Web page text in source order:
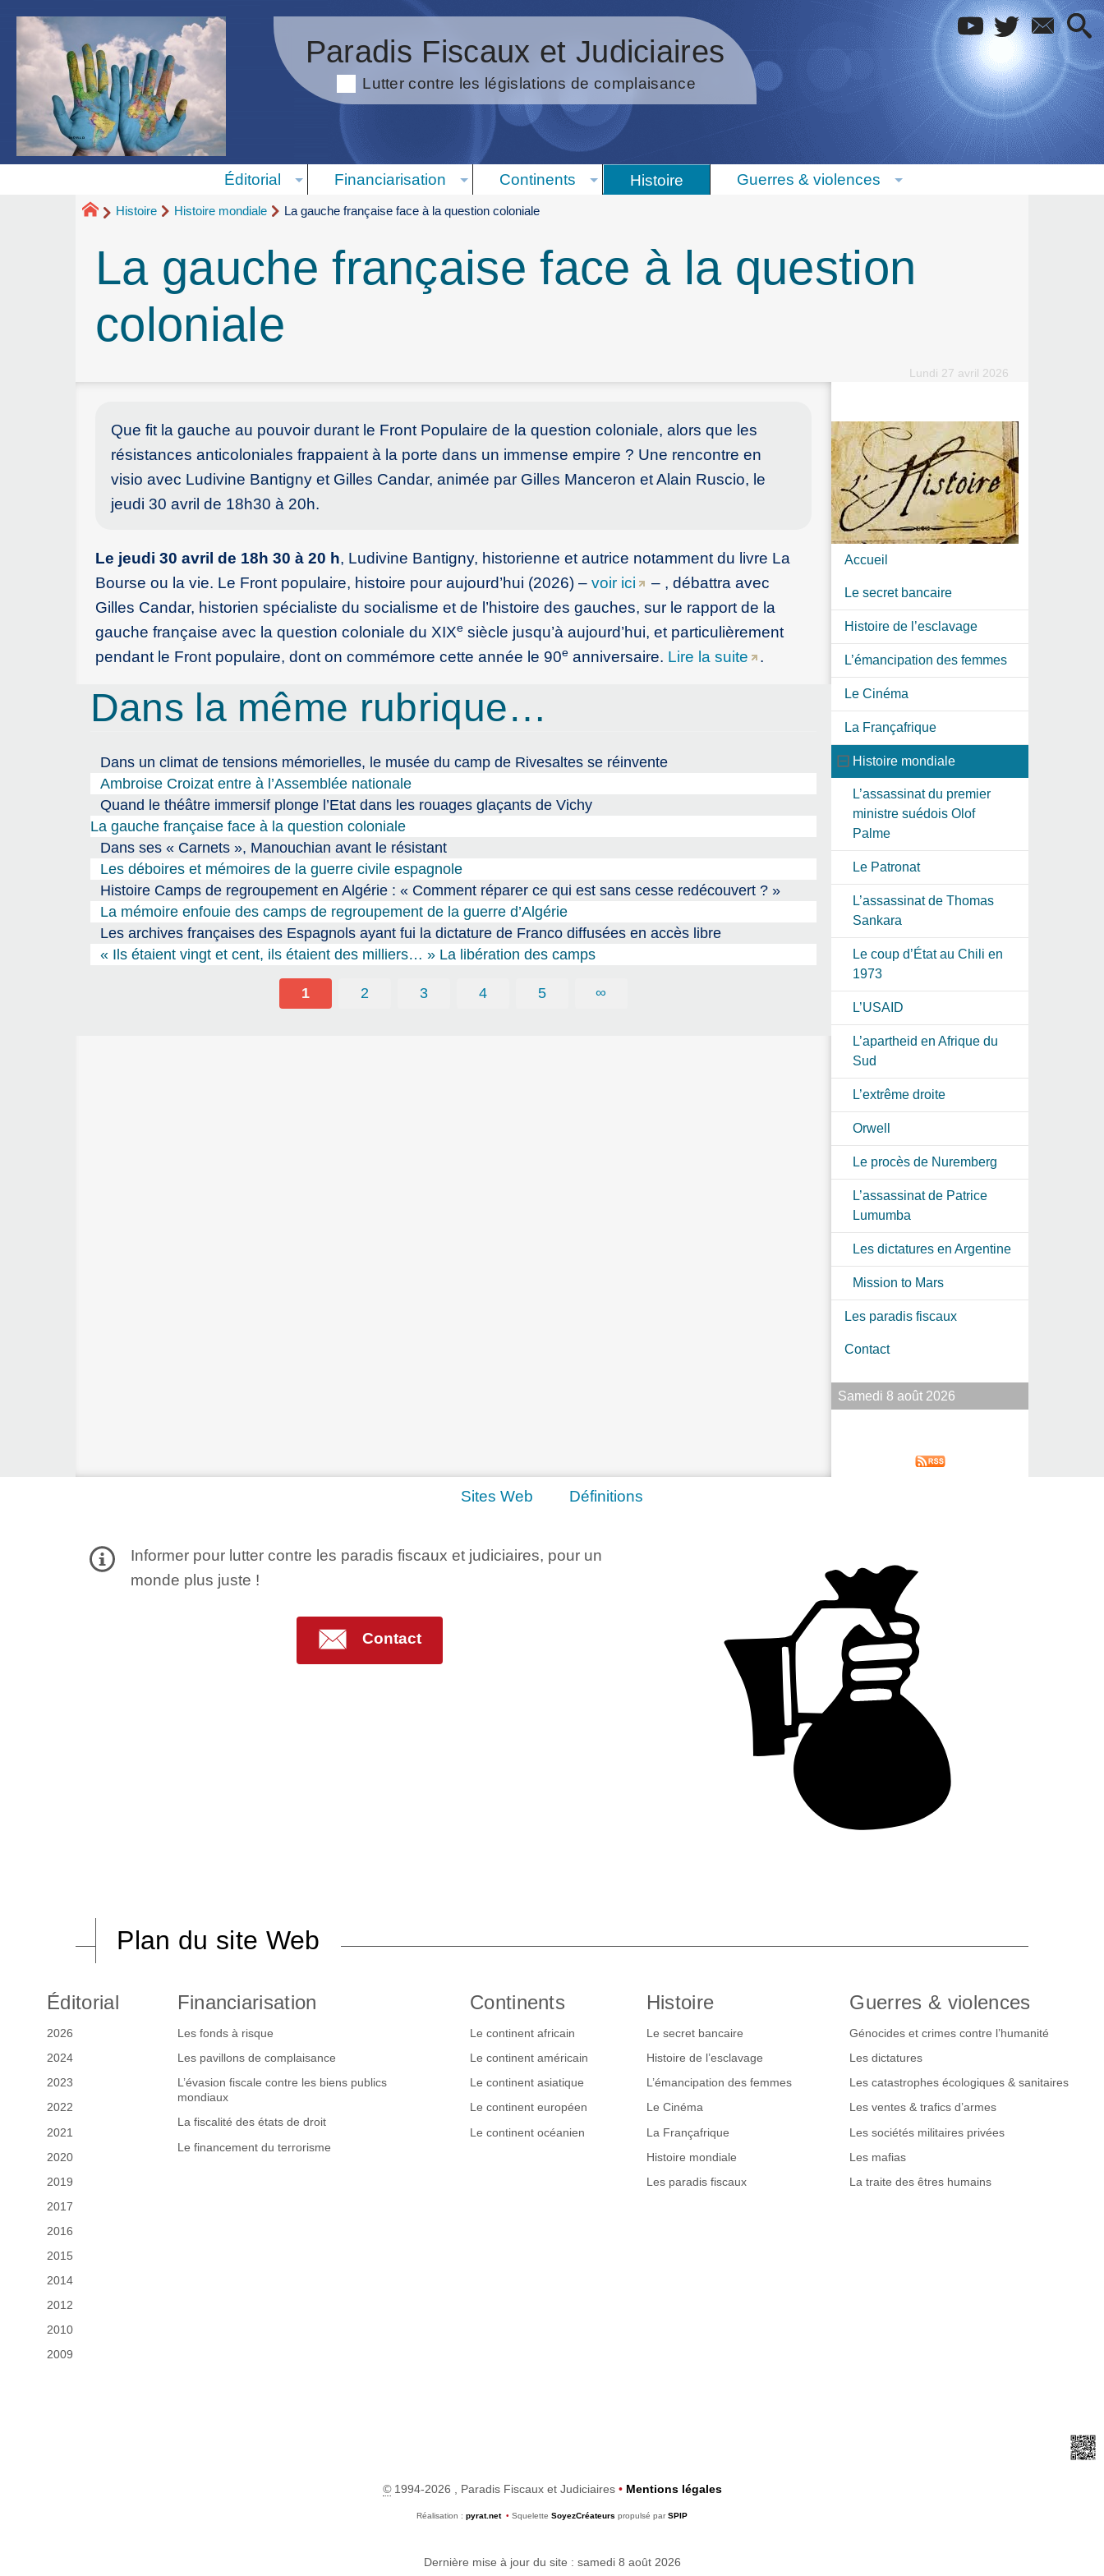
Paradis Fiscaux et Judiciaires
Lutter contre les législations de complaisance
Éditorial Financiarisation Continents Histoire Guerres & violences
Histoire Histoire mondiale La gauche française face à la question coloniale
La gauche française face à la question
coloniale
Lundi 27 avril 2026
Que fit la gauche au pouvoir durant le Front Populaire de la question coloniale, alors que les
résistances anticoloniales frappaient à la porte dans un immense empire ? Une rencontre en
visio avec Ludivine Bantigny et Gilles Candar, animée par Gilles Manceron et Alain Ruscio, le
jeudi 30 avril de 18h30 à 20h.
Le jeudi 30 avril de 18h 30 à 20 h, Ludivine Bantigny, historienne et autrice notamment du livre La
Bourse ou la vie. Le Front populaire, histoire pour aujourd’hui (2026) – voir ici
– , débattra avec
Gilles Candar, historien spécialiste du socialisme et de l’histoire des gauches, sur le rapport de la
gauche française avec la question coloniale du XIXe siècle jusqu’à aujourd’hui, et particulièrement
pendant le Front populaire, dont on commémore cette année le 90e anniversaire. Lire la suite .
Dans la même rubrique…
Dans un climat de tensions mémorielles, le musée du camp de Rivesaltes se réinvente
Ambroise Croizat entre à l’Assemblée nationale
Quand le théâtre immersif plonge l’Etat dans les rouages glaçants de Vichy
La gauche française face à la question coloniale
Dans ses « Carnets », Manouchian avant le résistant
Les déboires et mémoires de la guerre civile espagnole
Histoire Camps de regroupement en Algérie : « Comment réparer ce qui est sans cesse redécouvert ? »
La mémoire enfouie des camps de regroupement de la guerre d’Algérie
Les archives françaises des Espagnols ayant fui la dictature de Franco diffusées en accès libre
« Ils étaient vingt et cent, ils étaient des milliers… » La libération des camps
1 2 3 4 5 ∞
Accueil
Le secret bancaire
Histoire de l’esclavage
L’émancipation des femmes
Le Cinéma
La Françafrique
Histoire mondiale
L’assassinat du premier
ministre suédois Olof
Palme
Le Patronat
L’assassinat de Thomas
Sankara
Le coup d’État au Chili en
1973
L’USAID
L’apartheid en Afrique du
Sud
L’extrême droite
Orwell
Le procès de Nuremberg
L’assassinat de Patrice
Lumumba
Les dictatures en Argentine
Mission to Mars
Les paradis fiscaux
Contact
Samedi 8 août 2026
Sites Web Définitions
Informer pour lutter contre les paradis fiscaux et judiciaires, pour un
monde plus juste !
Contact
Plan du site Web
Éditorial
2026
2024
2023
2022
2021
2020
2019
2017
2016
2015
2014
2012
2010
2009
Financiarisation
Les fonds à risque
Les pavillons de complaisance
L’évasion fiscale contre les biens publics
mondiaux
La fiscalité des états de droit
Le financement du terrorisme
Continents
Le continent africain
Le continent américain
Le continent asiatique
Le continent européen
Le continent océanien
Histoire
Le secret bancaire
Histoire de l’esclavage
L’émancipation des femmes
Le Cinéma
La Françafrique
Histoire mondiale
Les paradis fiscaux
Guerres & violences
Génocides et crimes contre l’humanité
Les dictatures
Les catastrophes écologiques & sanitaires
Les ventes & trafics d’armes
Les sociétés militaires privées
Les mafias
La traite des êtres humains
©1994-2026 , Paradis Fiscaux et Judiciaires • Mentions légales
Réalisation : pyrat.net • Squelette SoyezCréateurs propulsé par SPIP
Dernière mise à jour du site : samedi 8 août 2026